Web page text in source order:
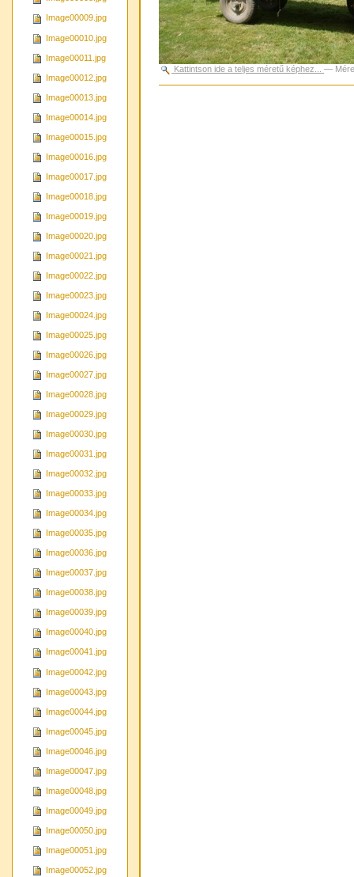
Image00009.jpg
Image00010.jpg
Image00011.jpg
Image00012.jpg
Image00013.jpg
Image00014.jpg
Image00015.jpg
Image00016.jpg
Image00017.jpg
Image00018.jpg
Image00019.jpg
Image00020.jpg
Image00021.jpg
Image00022.jpg
Image00023.jpg
Image00024.jpg
Image00025.jpg
Image00026.jpg
Image00027.jpg
Image00028.jpg
Image00029.jpg
Image00030.jpg
Image00031.jpg
Image00032.jpg
Image00033.jpg
Image00034.jpg
Image00035.jpg
Image00036.jpg
Image00037.jpg
Image00038.jpg
Image00039.jpg
Image00040.jpg
Image00041.jpg
Image00042.jpg
Image00043.jpg
Image00044.jpg
Image00045.jpg
Image00046.jpg
Image00047.jpg
Image00048.jpg
Image00049.jpg
Image00050.jpg
Image00051.jpg
Image00052.jpg
Kattintson ide a teljes méretű képhez... —